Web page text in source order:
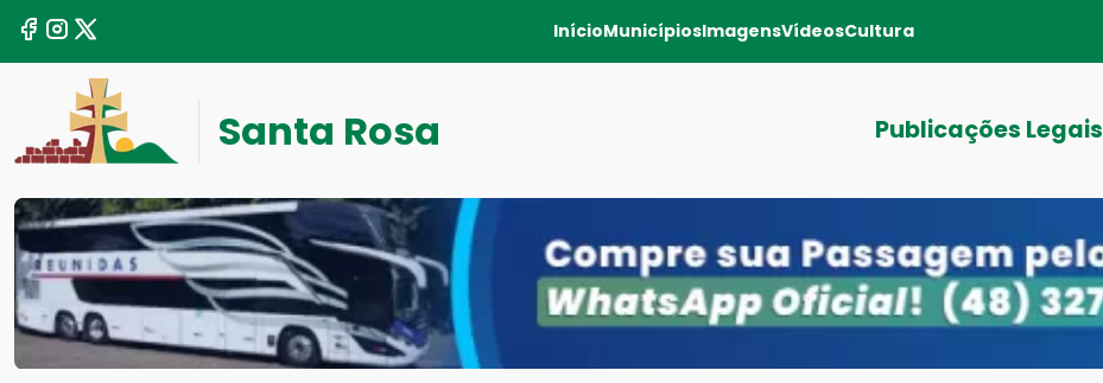
InícioMunicípiosImagensVídeosCultura
Santa Rosa Publicações Legais